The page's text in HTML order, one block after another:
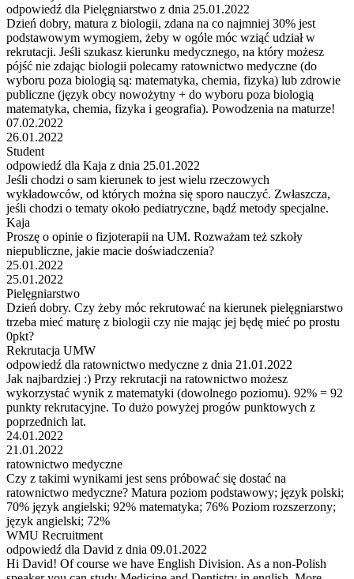
odpowiedź dla Pielęgniarstwo z dnia 25.01.2022
Dzień dobry, matura z biologii, zdana na co najmniej 30% jest
podstawowym wymogiem, żeby w ogóle móc wziąć udział w
rekrutacji. Jeśli szukasz kierunku medycznego, na który możesz
pójść nie zdając biologii polecamy ratownictwo medyczne (do
wyboru poza biologią są: matematyka, chemia, fizyka) lub zdrowie
publiczne (język obcy nowożytny + do wyboru poza biologią
matematyka, chemia, fizyka i geografia). Powodzenia na maturze!
07.02.2022
26.01.2022
Student
odpowiedź dla Kaja z dnia 25.01.2022
Jeśli chodzi o sam kierunek to jest wielu rzeczowych
wykładowców, od których można się sporo nauczyć. Zwłaszcza,
jeśli chodzi o tematy około pediatryczne, bądź metody specjalne.
Kaja
Proszę o opinie o fizjoterapii na UM. Rozważam też szkoły
niepubliczne, jakie macie doświadczenia?
25.01.2022
25.01.2022
Pielęgniarstwo
Dzień dobry. Czy żeby móc rekrutować na kierunek pielęgniarstwo
trzeba mieć maturę z biologii czy nie mając jej będę mieć po prostu
0pkt?
Rekrutacja UMW
odpowiedź dla ratownictwo medyczne z dnia 21.01.2022
Jak najbardziej :) Przy rekrutacji na ratownictwo możesz
wykorzystać wynik z matematyki (dowolnego poziomu). 92% = 92
punkty rekrutacyjne. To dużo powyżej progów punktowych z
poprzednich lat.
24.01.2022
21.01.2022
ratownictwo medyczne
Czy z takimi wynikami jest sens próbować się dostać na
ratownictwo medyczne? Matura poziom podstawowy; język polski;
70% język angielski; 92% matematyka; 76% Poziom rozszerzony;
język angielski; 72%
WMU Recruitment
odpowiedź dla David z dnia 09.01.2022
Hi David! Of course we have English Division. As a non-Polish